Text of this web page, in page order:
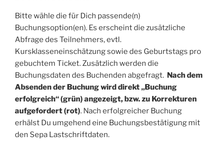
Bitte wähle die für Dich passende(n)
Buchungsoption(en). Es erscheint die zusätzliche
Abfrage des Teilnehmers, evtl.
Kursklasseneinschätzung sowie des Geburtstags pro
gebuchtem Ticket. Zusätzlich werden die
Buchungsdaten des Buchenden abgefragt. Nach dem
Absenden der Buchung wird direkt „Buchung
erfolgreich“ (grün) angezeigt, bzw. zu Korrekturen
aufgefordert (rot). Nach erfolgreicher Buchung
erhälst Du umgehend eine Buchungsbestätigung mit
den Sepa Lastschriftdaten.